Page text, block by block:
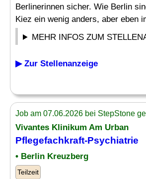
Berlinerinnen sicher. Wie Berlin
Kiez ein wenig anders, aber eben
MEHR INFOS ZUM
▶ Zur Stellenanzeige
Job am 07.06.2026 bei StepStone
Vivantes Klinikum Am Urban
Pflegefachkraft-Psychiatrie
• Berlin Kreuzberg
Teilzeit